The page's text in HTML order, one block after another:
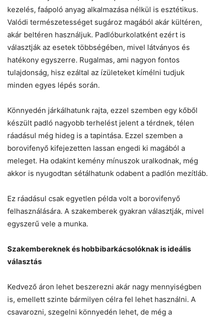
kezelés, faápoló anyag alkalmazása nélkül is esztétikus.
Valódi természetességet sugároz magából akár kültéren,
akár beltéren használjuk. Padlóburkolatként ezért is
választják az esetek többségében, mivel látványos és
hatékony egyszerre. Rugalmas, ami nagyon fontos
tulajdonság, hisz ezáltal az ízületeket kímélni tudjuk
minden egyes lépés során.
Könnyedén járkálhatunk rajta, ezzel szemben egy kőből
készült padló nagyobb terhelést jelent a térdnek, télen
ráadásul még hideg is a tapintása. Ezzel szemben a
borovifenyő kifejezetten lassan engedi ki magából a
meleget. Ha odakint kemény mínuszok uralkodnak, még
akkor is nyugodtan sétálhatunk odabent a padlón mezítláb.
Ez ráadásul csak egyetlen példa volt a borovifenyő
felhasználására. A szakemberek gyakran választják, mivel
egyszerű vele a munka.
Szakembereknek és hobbibarkácsolóknak is ideális
választás
Kedvező áron lehet beszerezni akár nagy mennyiségben
is, emellett szinte bármilyen célra fel lehet használni. A
csavarozni, szegelni könnyedén lehet, de még a